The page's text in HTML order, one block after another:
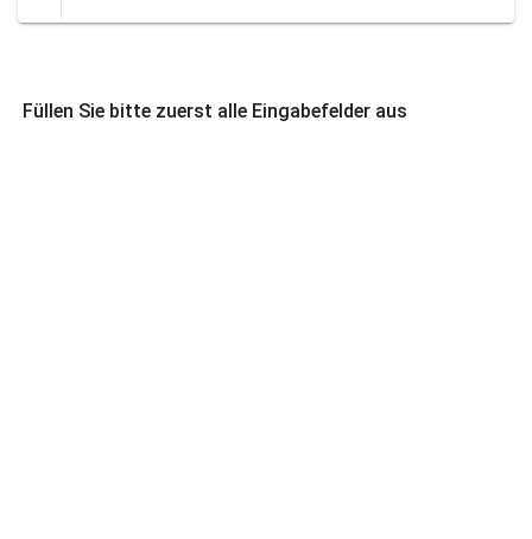
Füllen Sie bitte zuerst alle Eingabefelder aus